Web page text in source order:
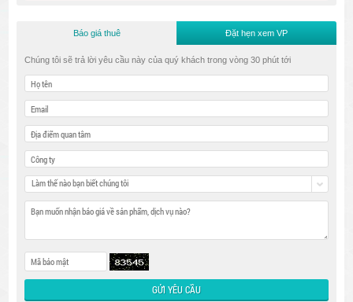
Báo giá thuê Đặt hẹn xem VP
Chúng tôi sẽ trả lời yêu cầu này của quý khách trong vòng 30 phút tới
Làm thế nào bạn biết chúng tôi